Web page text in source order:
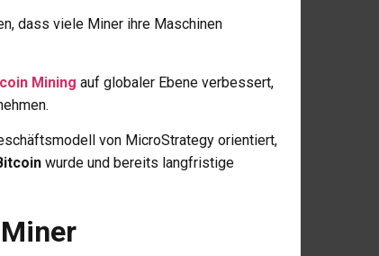
dass viele Miner ihre Maschinen
Mining auf globaler Ebene verbessert,
von MicroStrategy orientiert,
wurde und bereits langfristige